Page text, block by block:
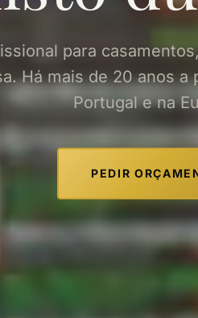
para
Há mais de 20 anos a
Portugal e na
PEDIR